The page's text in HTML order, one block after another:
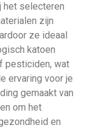
het selecteren
zijn
ze ideaal
katoen
pesticiden, wat
ervaring voor je
gemaakt van
om het
en